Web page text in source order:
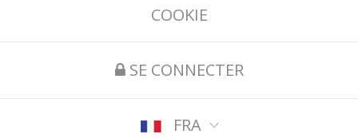
COOKIE
SE CONNECTER
FRA